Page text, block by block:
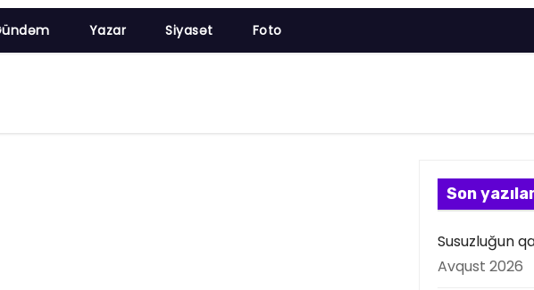
Yazar Siyasət Foto
Son
Susuzluğun
Avqust 2026